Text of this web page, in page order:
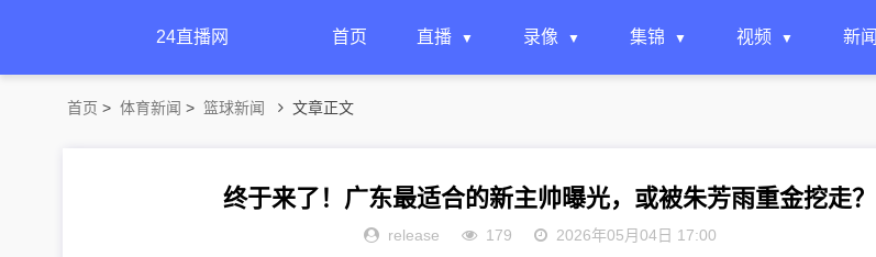
24直播网 首页 直播 录像 集锦 视频 新闻
首页 > 体育新闻 > 篮球新闻 文章正文
终于来了！广东最适合的新主帅曝光，或被朱芳雨重金挖走？
release 179 2026年05月04日 17:00